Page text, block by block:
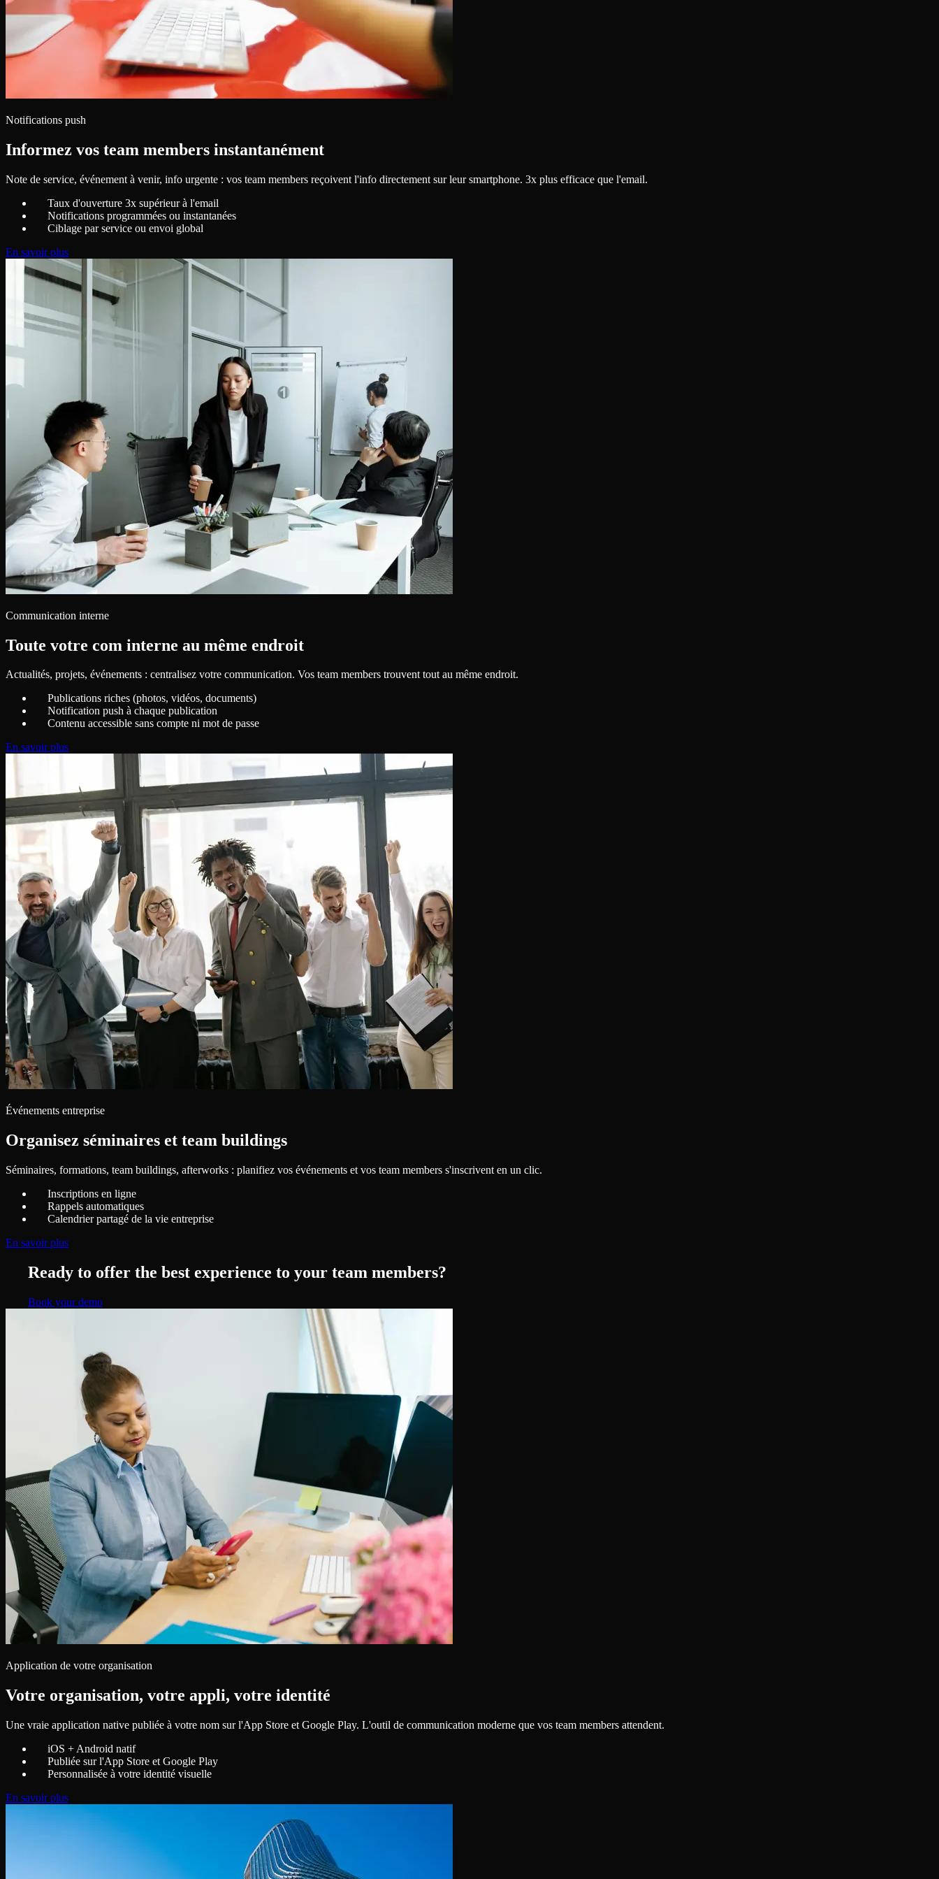
Notifications push
Informez vos team members instantanément
Note de service, événement à venir, info urgente : vos team members reçoivent l'info directement sur leur smartphone. 3x plus efficace que l'email.
Taux d'ouverture 3x supérieur à l'email
Notifications programmées ou instantanées
Ciblage par service ou envoi global
En savoir plus
Communication interne
Toute votre com interne au même endroit
Actualités, projets, événements : centralisez votre communication. Vos team members trouvent tout au même endroit.
Publications riches (photos, vidéos, documents)
Notification push à chaque publication
Contenu accessible sans compte ni mot de passe
En savoir plus
Événements entreprise
Organisez séminaires et team buildings
Séminaires, formations, team buildings, afterworks : planifiez vos événements et vos team members s'inscrivent en un clic.
Inscriptions en ligne
Rappels automatiques
Calendrier partagé de la vie entreprise
En savoir plus
Ready to offer the best experience to your team members?
Book your demo
Application de votre organisation
Votre organisation, votre appli, votre identité
Une vraie application native publiée à votre nom sur l'App Store et Google Play. L'outil de communication moderne que vos team members attendent.
iOS + Android natif
Publiée sur l'App Store et Google Play
Personnalisée à votre identité visuelle
En savoir plus